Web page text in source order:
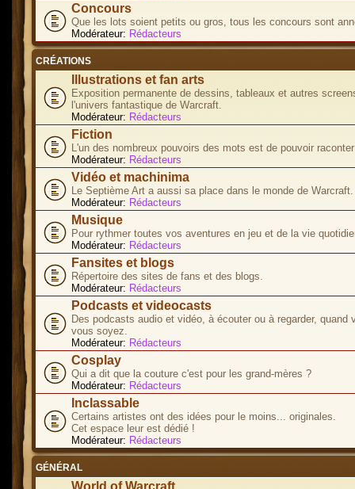
Concours
Que les lots soient petits ou gros, tous les concours sont
Modérateur: Rédacteurs
CRÉATIONS
Illustrations et fan arts
Exposition permanente de dessins, tableaux et autres
l'univers fantastique de Warcraft.
Modérateur: Rédacteurs
Fiction
L'un des nombreux pouvoirs des mots est de pouvoir
Modérateur: Rédacteurs
Vidéo et machinima
Le Septième Art a aussi sa place dans le monde de Warcraft.
Modérateur: Rédacteurs
Musique
Pour rythmer toutes vos aventures en jeu et de la vie
Modérateur: Rédacteurs
Fansites et blogs
Répertoire des sites de fans et des blogs.
Modérateur: Rédacteurs
Podcasts et videocasts
Des podcasts audio et vidéo, à écouter ou à regarder, quand
vous soyez.
Modérateur: Rédacteurs
Cosplay
Qui a dit que la couture c'est pour les grand-mères ?
Modérateur: Rédacteurs
Inclassable
Certains artistes ont des idées pour le moins... originales.
Cet espace leur est dédié !
Modérateur: Rédacteurs
GÉNÉRAL
World of Warcraft